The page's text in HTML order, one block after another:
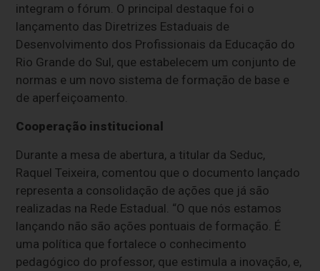
integram o fórum. O principal destaque foi o
lançamento das Diretrizes Estaduais de
Desenvolvimento dos Profissionais da Educação do
Rio Grande do Sul, que estabelecem um conjunto de
normas e um novo sistema de formação de base e
de aperfeiçoamento.
Cooperação institucional
Durante a mesa de abertura, a titular da Seduc,
Raquel Teixeira, comentou que o documento lançado
representa a consolidação de ações que já são
realizadas na Rede Estadual. “O que nós estamos
lançando não são ações pontuais de formação. É
uma política que fortalece o conhecimento
pedagógico do professor, que estimula a inovação, e,